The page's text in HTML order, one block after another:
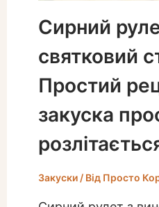
Сирний
святковий
Простий
закуска
Закуски/ Від Просто